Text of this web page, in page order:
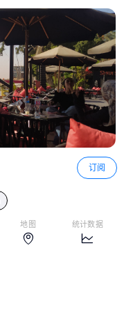
订阅
地图 统计数据